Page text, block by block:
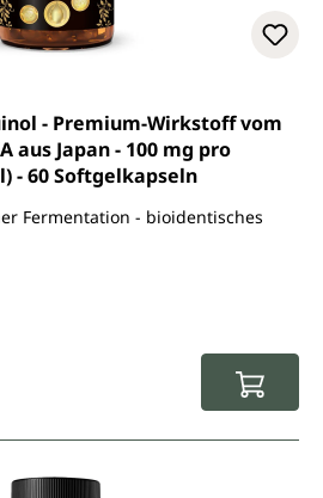
von 4.6 von 5 Sternen
- Premium-Wirkstoff vom
aus Japan - 100 mg pro
- 60 Softgelkapseln
Fermentation - bioidentisches